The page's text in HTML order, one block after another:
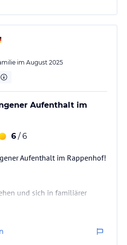
im August 2025
Aufenthalt im
6 / 6
Aufenthalt im Rappenhof!
und sich in familiärer
Tage im wunderschönen
es war fantastisch.